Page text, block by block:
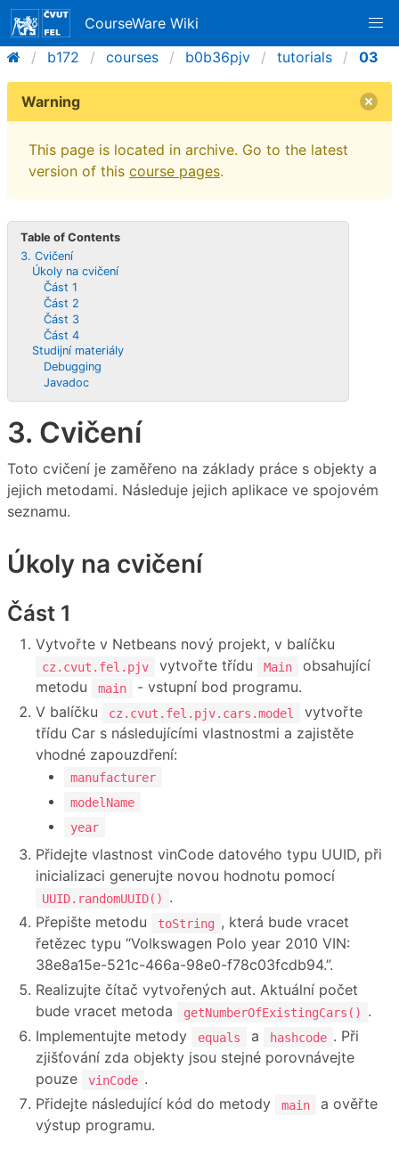
CourseWare Wiki
b172
courses b0b36pjv tutorials 03
Warning
This page is located in archive. Go to the latest
version of this course pages.
Table of Contents
3. Cvičení
Úkoly na cvičení
Část 1
Část 2
Část 3
Část 4
Studijní materiály
Debugging
Javadoc
3. Cvičení
Toto cvičení je zaměřeno na základy práce s objekty a
jejich metodami. Následuje jejich aplikace ve spojovém
seznamu.
Úkoly na cvičení
Část 1
Vytvořte v Netbeans nový projekt, v balíčku
cz.cvut.fel.pjv vytvořte třídu Main
obsahující
metodu
main
- vstupní bod programu.
V balíčku
cz.cvut.fel.pjv.cars.model
vytvořte
třídu Car s následujícími vlastnostmi a zajistěte
vhodné zapouzdření:
manufacturer
modelName
year
Přidejte vlastnost vinCode datového typu UUID, při
inicializaci generujte novou hodnotu pomocí
UUID.randomUUID()
.
Přepište metodu
toString , která bude vracet
řetězec typu “Volkswagen Polo year 2010 VIN:
38e8a15e-521c-466a-98e0-f78c03fcdb94.”.
Realizujte čítač vytvořených aut. Aktuální počet
bude vracet metoda
getNumberOfExistingCars()
.
Implementujte metody
equals a hashcode . Při
zjišťování zda objekty jsou stejné porovnávejte
pouze
vinCode .
Přidejte následující kód do metody
main
a ověřte
výstup programu.